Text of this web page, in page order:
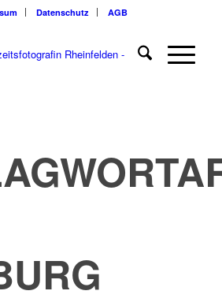
Datenschutz AGB